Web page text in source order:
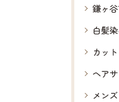
鎌ヶ
白髪
カット
ヘア
メンズ